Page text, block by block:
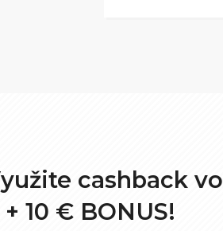
cashback vo
+10 € BONUS!